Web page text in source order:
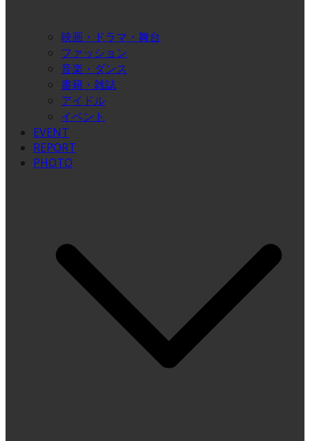
映画・ドラマ・舞台
ファッション
音楽・ダンス
書籍・雑誌
アイドル
イベント
EVENT
REPORT
PHOTO